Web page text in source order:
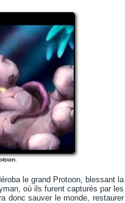
le grand Protoon, blessant la
où ils furent capturés par les
donc sauver le monde, restaurer